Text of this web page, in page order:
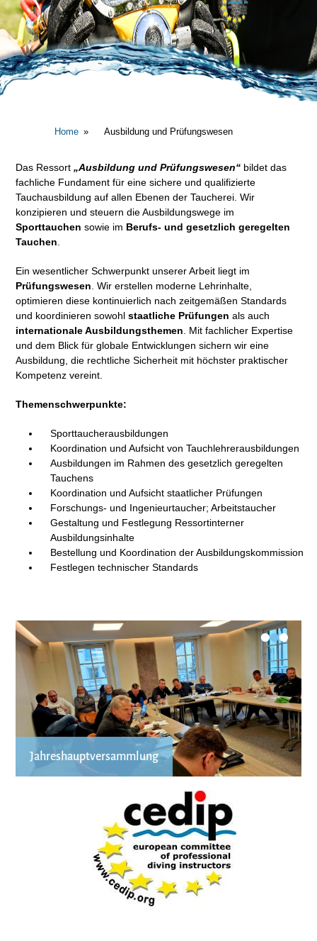
Home Ausbildung und Prüfungswesen
Das Ressort„Ausbildung und Prüfungswesen“ bildet das
fachliche Fundament für eine sichere und qualifizierte
Tauchausbildung auf allen Ebenen der Taucherei. Wir
konzipieren und steuern die Ausbildungswege im
Sporttauchen sowie im Berufs- und gesetzlich geregelten
Tauchen
Ein wesentlicher Schwerpunkt unserer Arbeit liegt im
Prüfungswesen . Wir erstellen moderne Lehrinhalte,
optimieren diese kontinuierlich nach zeitgemäßen Standards
und koordinieren sowohlstaatliche Prüfungen als auch
internationale Ausbildungsthemen . Mit fachlicher Expertise
und dem Blick für globale Entwicklungen sichern wir eine
Ausbildung, die rechtliche Sicherheit mit höchster praktischer
Kompetenz vereint.
Themenschwerpunkte:
Sporttaucherausbildungen
Koordination und Aufsicht von Tauchlehrerausbildungen
Ausbildungen im Rahmen des gesetzlich geregelten
Tauchens
Koordination und Aufsicht staatlicher Prüfungen
Forschungs- und Ingenieurtaucher; Arbeitstaucher
Gestaltung und Festlegung Ressortinterner
Ausbildungsinhalte
Bestellung und Koordination der Ausbildungskommission
Festlegen technischer Standards
•
•
•
Jahreshauptversammlung